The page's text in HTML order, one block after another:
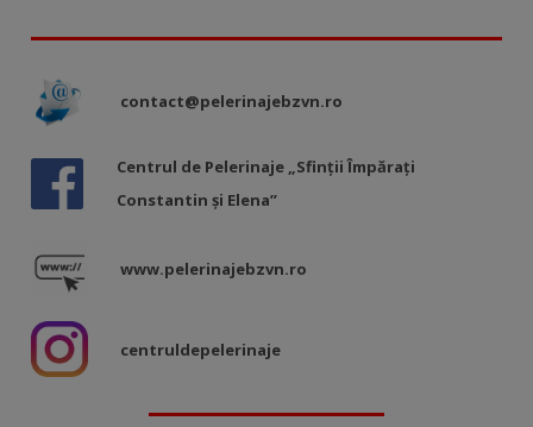
contact@pelerinajebzvn.ro
Centrul de Pelerinaje „Sfinții Împărați
Constantin și Elena”
www.pelerinajebzvn.ro
centruldepelerinaje